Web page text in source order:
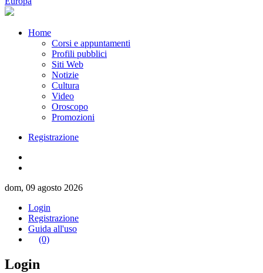
Home
Corsi e appuntamenti
Profili pubblici
Siti Web
Notizie
Cultura
Video
Oroscopo
Promozioni
Registrazione
dom, 09 agosto 2026
Login
Registrazione
Guida all'uso
(0)
Login